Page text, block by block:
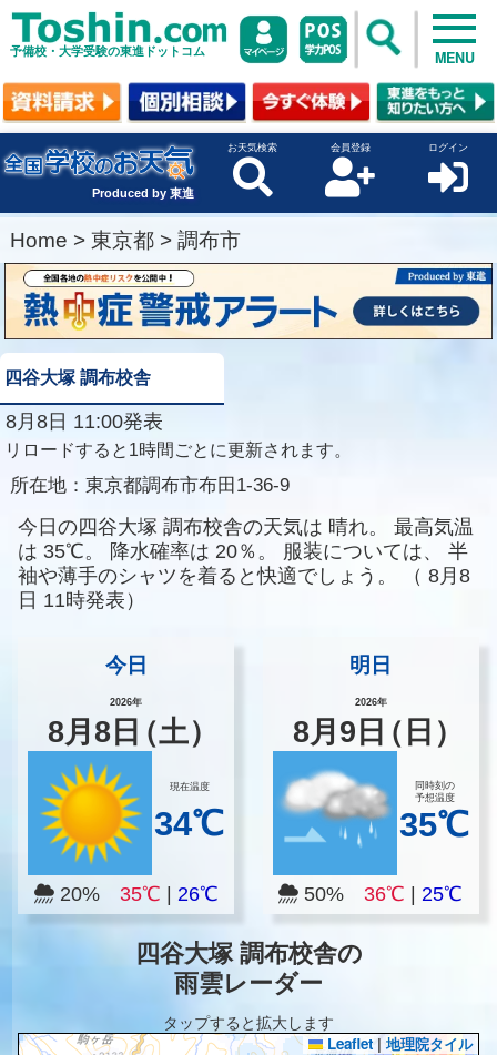
予備校・大学受験の東進ドットコム MENU
Produced by 東進
お天気検索 会員登録 ログイン
Home > 東京都 > 調布市
四谷大塚 調布校舎
8月8日 11:00発表
リロードすると1時間ごとに更新されます。
所在地： 東京都調布市布田1-36-9
今日の四谷大塚 調布校舎の天気は 晴れ。
最高気温
は 35℃。 降水確率は 20％。 服装については、
半
袖や薄手のシャツを着ると快適でしょう。
（ 8月8
日 11時発表）
今日
2026年
8月8 日（土）
現在温度
34℃
20% 35℃ 26℃
明日
2026年
8月 9 日（日）
同時刻の
予想温度
35℃
50%36℃ |25℃
四谷大塚 調布校舎の
雨雲レーダー
タップすると拡大します
Leaflet | 地理院タイル